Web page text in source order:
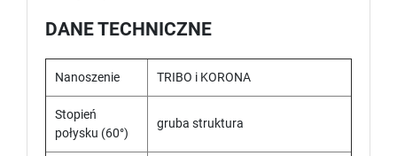
DANE TECHNICZNE
Nanoszenie TRIBO i KORONA
Stopień
połysku (60°)
gruba struktura